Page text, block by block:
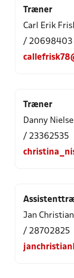
Træner
Carl Erik
/ 20698403
Træner
Danny
/ 23362535
Jan
/ 28702825